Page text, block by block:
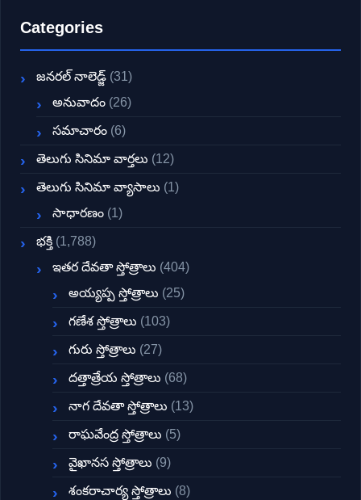
Categories
జనరల్ నాలెడ్జ్ (31)
అనువాదం (26)
సమాచారం (6)
తెలుగు సినిమా వార్తలు (12)
తెలుగు సినిమా వ్యాసాలు (1)
సాధారణం (1)
భక్తి (1,788)
ఇతర దేవతా స్తోత్రాలు (404)
అయ్యప్ప స్తోత్రాలు (25)
గణేశ స్తోత్రాలు (103)
గురు స్తోత్రాలు (27)
దత్తాత్రేయ స్తోత్రాలు (68)
నాగ దేవతా స్తోత్రాలు (13)
రాఘవేంద్ర స్తోత్రాలు (5)
వైఖానస స్తోత్రాలు (9)
శంకరాచార్య స్తోత్రాలు (8)